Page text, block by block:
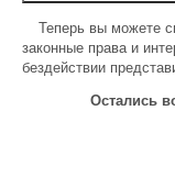
Теперь вы можете
законные права и
бездействии
Остались